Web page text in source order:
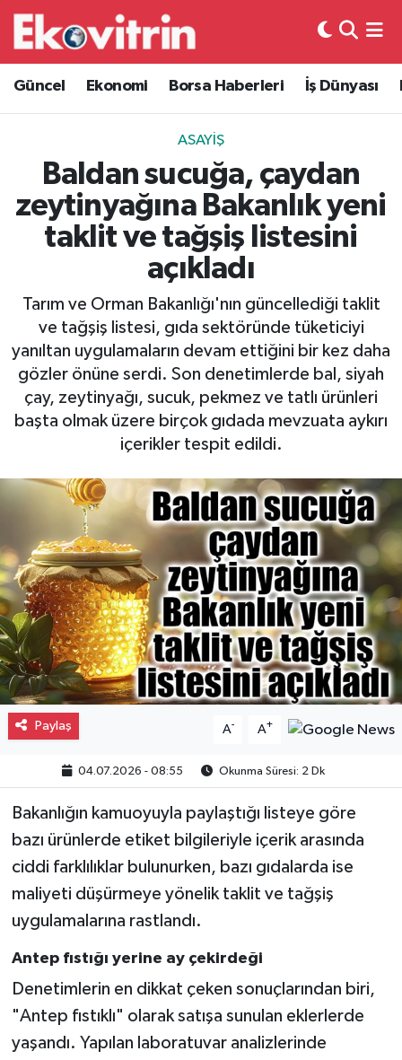
Güncel Ekonomi Borsa Haberleri İş Dünyası
ASAYIŞ
Baldan sucuğa, çaydan
zeytinyağına Bakanlık yeni
taklit ve tağşiş listesini
açıkladı
Tarım ve Orman Bakanlığı'nın güncellediği taklit
ve tağşiş listesi, gıda sektöründe tüketiciyi
yanıltan uygulamaların devam ettiğini bir kez daha
gözler önüne serdi. Son denetimlerde bal, siyah
çay, zeytinyağı, sucuk, pekmez ve tatlı ürünleri
başta olmak üzere birçok gıdada mevzuata aykırı
içerikler tespit edildi.
Paylaş A- A+
04.07.2026 - 08:55 Okunma Süresi: 2 Dk
Bakanlığın kamuoyuyla paylaştığı listeye göre
bazı ürünlerde etiket bilgileriyle içerik arasında
ciddi farklılıklar bulunurken, bazı gıdalarda ise
maliyeti düşürmeye yönelik taklit ve tağşiş
uygulamalarına rastlandı.
Antep fıstığı yerine ay çekirdeği
Denetimlerin en dikkat çeken sonuçlarından biri,
"Antep fıstıklı" olarak satışa sunulan eklerlerde
yaşandı. Yapılan laboratuvar analizlerinde
Güncel
Ekonomi
Borsa Haberleri
İş Dünyası
Lojistik
Otovitrin
Asayiş
Magazin
Gayrimenkul
Spor
Eğitim
Hava Durumu
Trafik Durumu
Süper Lig Puan Durumu ve Fikstür
Tüm Manşetler
Son Dakika Haberleri
Haber Arşivi